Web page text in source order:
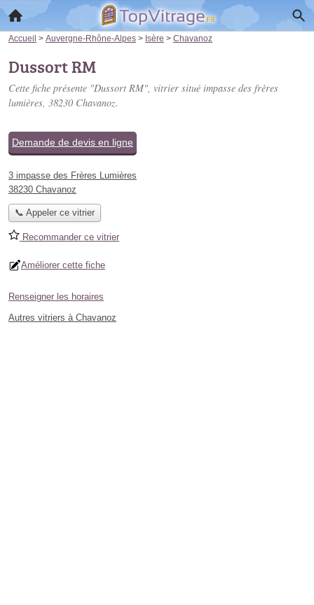
Accueil > Auvergne-Rhône-Alpes > Isère > Chavanoz
Dussort RM
Cette fiche présente "Dussort RM", vitrier situé impasse des frères
lumières, 38230 Chavanoz.
Demande de devis en ligne
3 impasse des Frères Lumières
38230 Chavanoz
📞 Appeler ce vitrier
Recommander ce vitrier
Améliorer cette fiche
Renseigner les horaires
Autres vitriers à Chavanoz